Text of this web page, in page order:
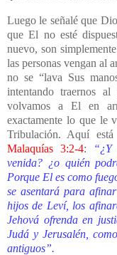
Luego le señalé que
que El no esté
nuevo, son
las personas vengan al
no se “lava Sus
intentando traernos
volvamos a El en
exactamente lo que le
Tribulación. Aquí
Malaquías 3:2-4:
venida? ¿o quién
Porque El es como
se asentará para
hijos de Leví, los
Jehová ofrenda en
Judá y Jerusalén,
antiguos”.